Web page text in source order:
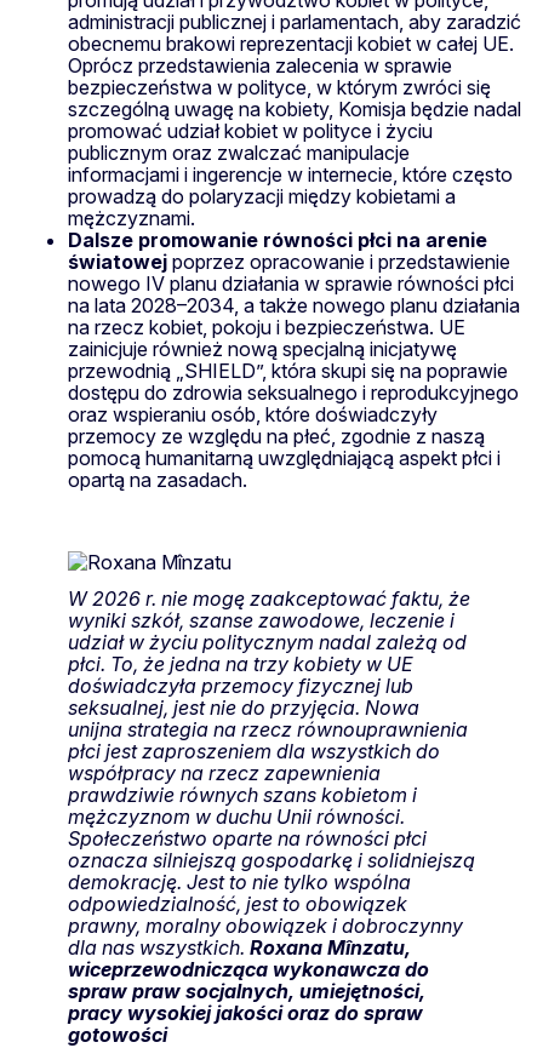
administracji publicznej i parlamentach, aby zaradzić
obecnemu brakowi reprezentacji kobiet w całej UE.
Oprócz przedstawienia zalecenia w sprawie
bezpieczeństwa w polityce, w którym zwróci się
szczególną uwagę na kobiety, Komisja będzie nadal
promować udział kobiet w polityce i życiu
publicznym oraz zwalczać manipulacje
informacjami i ingerencje w internecie, które często
prowadzą do polaryzacji między kobietami a
mężczyznami.
Dalsze promowanie równości płci na arenie
światowej poprzez opracowanie i przedstawienie
nowego IV planu działania w sprawie równości płci
na lata 2028–2034, a także nowego planu działania
na rzecz kobiet, pokoju i bezpieczeństwa. UE
zainicjuje również nową specjalną inicjatywę
przewodnią „SHIELD”, która skupi się na poprawie
dostępu do zdrowia seksualnego i reprodukcyjnego
oraz wspieraniu osób, które doświadczyły
przemocy ze względu na płeć, zgodnie z naszą
pomocą humanitarną uwzględniającą aspekt płci i
opartą na zasadach.
W 2026 r. nie mogę zaakceptować faktu, że
wyniki szkół, szanse zawodowe, leczenie i
udział w życiu politycznym nadal zależą od
płci. To, że jedna na trzy kobiety w UE
doświadczyła przemocy fizycznej lub
seksualnej, jest nie do przyjęcia. Nowa
unijna strategia na rzecz równouprawnienia
płci jest zaproszeniem dla wszystkich do
współpracy na rzecz zapewnienia
prawdziwie równych szans kobietom i
mężczyznom w duchu Unii równości.
Społeczeństwo oparte na równości płci
oznacza silniejszą gospodarkę i solidniejszą
demokrację. Jest to nie tylko wspólna
odpowiedzialność, jest to obowiązek
prawny, moralny obowiązek i dobroczynny
dla nas wszystkich. Roxana Mînzatu,
wiceprzewodnicząca wykonawcza do
spraw praw socjalnych, umiejętności,
pracy wysokiej jakości oraz do spraw
gotowości